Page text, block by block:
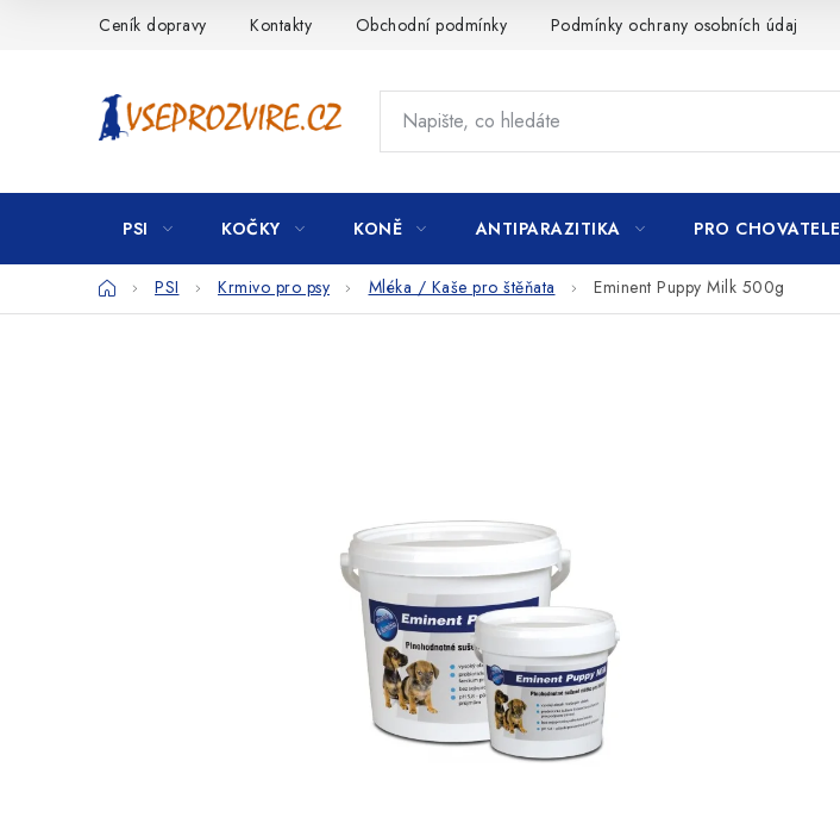
Ceník dopravy Kontakty Obchodní podmínky Podmínky ochrany osobních údajů
PSI KOČKY KONĚ ANTIPARAZITIKA PRO CHOVATELE
DomůPSI Krmivo pro psy Mléka / Kaše pro štěňata Eminent Puppy Milk 500g